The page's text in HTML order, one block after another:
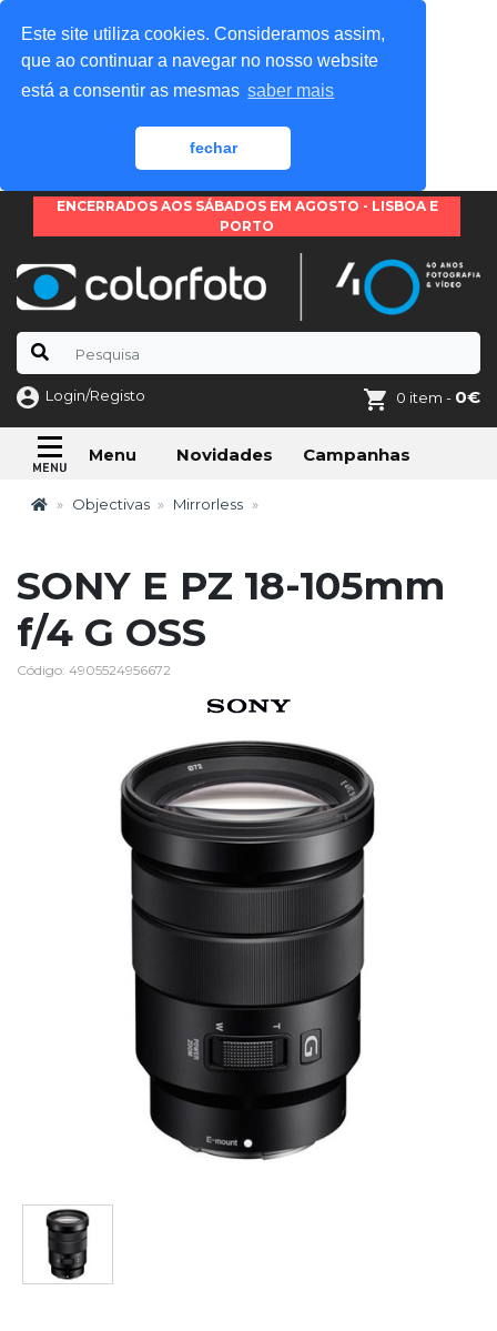
Este site utiliza cookies. Consideramos assim,
que ao continuar a navegar no nosso website
está a consentir as mesmas saber mais
fechar
ENCERRADOS AOS SÁBADOS EM AGOSTO - LISBOA E
PORTO
Login/Registo 0 item - 0€
Menu Novidades Campanhas
Objectivas Mirrorless
SONY E PZ 18-105mm
f/4 G OSS
Código: 4905524956672